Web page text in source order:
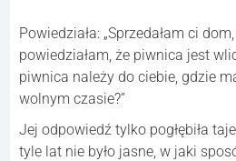
Powiedziała: „Sprzedałam ci
powiedziałam, że piwnica jest
piwnica należy do ciebie, gdzie
wolnym czasie?”
Jej odpowiedź tylko pogłębiła
tyle lat nie było jasne, w jaki